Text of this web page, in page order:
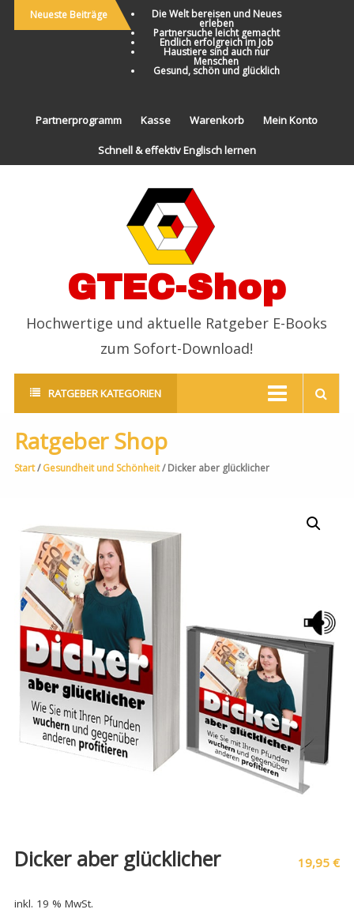
Neueste Beiträge Die Welt bereisen und Neues
erleben
Partnersuche leicht gemacht
Endlich erfolgreich im Job
Haustiere sind auch nur
Menschen
Gesund, schön und glücklich
Partnerprogramm Kasse Warenkorb Mein Konto
Schnell & effektiv Englisch lernen
GTEC-Shop
Hochwertige und aktuelle Ratgeber E-Books
zum Sofort-Download!
RATGEBER KATEGORIEN
Ratgeber Shop
Start/Gesundheit und Schönheit/ Dicker aber glücklicher
Dicker aber glücklicher 19,95€
inkl. 19 % MwSt.